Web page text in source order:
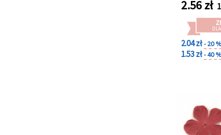
2.56zł
2.04 zł- 20
1.53 zł- 40